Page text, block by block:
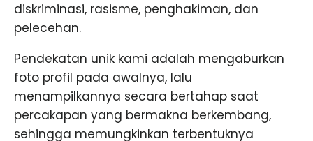
diskriminasi, rasisme, penghakiman, dan
pelecehan.
Pendekatan unik kami adalah mengaburkan
foto profil pada awalnya, lalu
menampilkannya secara bertahap saat
percakapan yang bermakna berkembang,
sehingga memungkinkan terbentuknya